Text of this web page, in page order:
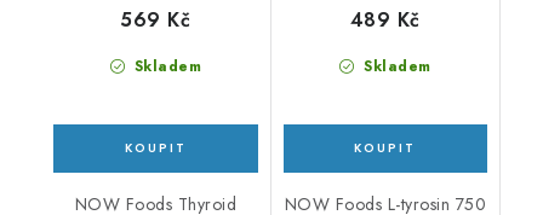
Skladem
569 Kč
NOW Foods Thyroid
Skladem
489 Kč
NOW Foods L-tyrosin 750